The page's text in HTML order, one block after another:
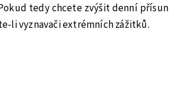
tedy chcete zvýšit denní přísun
li vyznavači extrémních zážitků.